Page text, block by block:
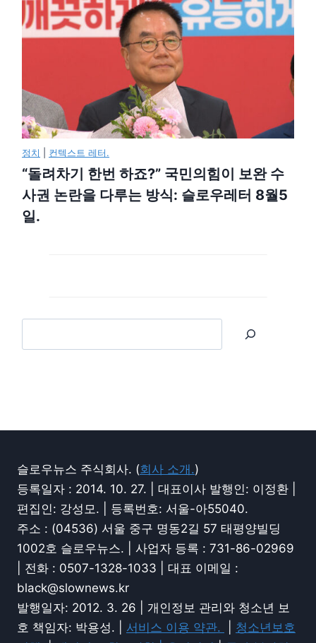
정치 컨텍스트 레터.
“돌려차기 한번 하죠?” 국민의힘이 보완 수
사권 논란을 다루는 방식: 슬로우레터 8월5
일.
슬로우뉴스 주식회사. (회사 소개.)
등록일자 : 2014. 10. 27. | 대표이사 발행인: 이정환 |
편집인: 강성모. | 등록번호: 서울-아55040.
주소 : (04536) 서울 중구 명동2길 57 태평양빌딩
1002호 슬로우뉴스. | 사업자 등록 : 731-86-02969
| 전화 : 0507-1328-1033 | 대표 이메일 :
black@slownews.kr
발행일자: 2012. 3. 26 | 개인정보 관리와 청소년 보
호 책임자: 박용성. | 서비스 이용 약관.
청소년보호